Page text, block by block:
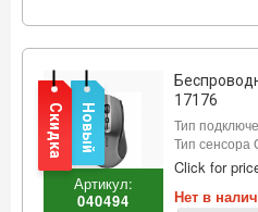
Артикул:
040494
17176
Тип
Тип сенсора
Click for
Нет в
Новый
Скидка